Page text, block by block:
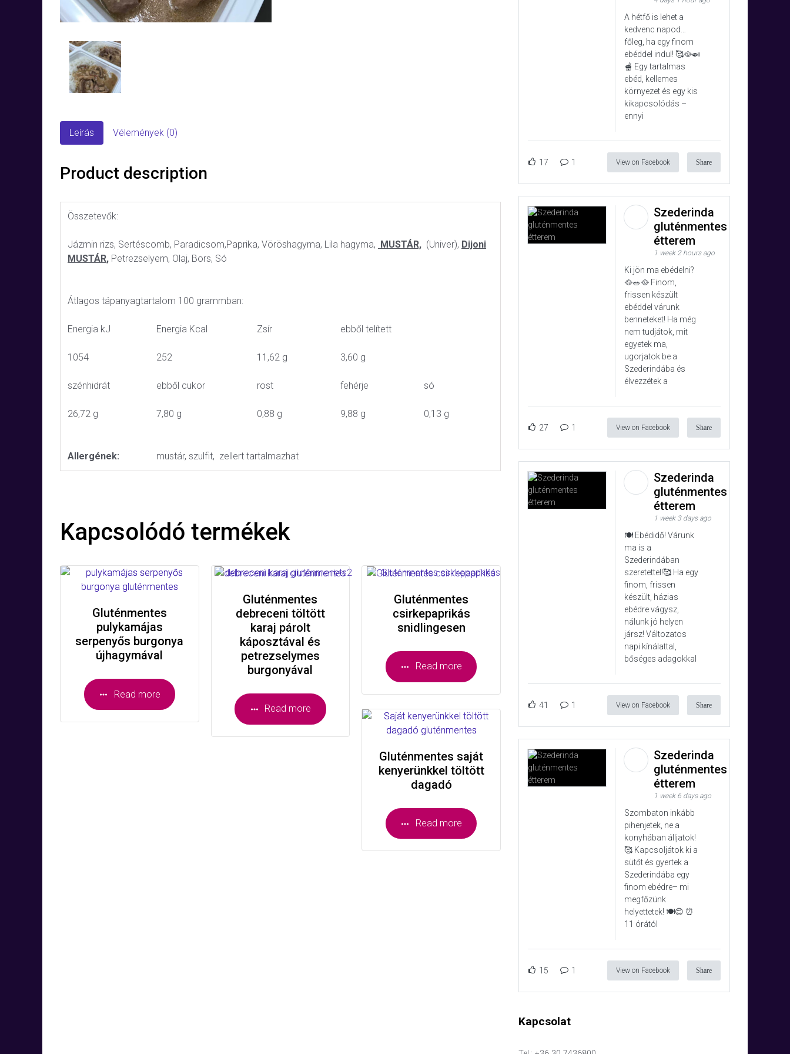
Leírás Vélemények (0)
Product description
Összetevők:
Jázmin rizs, Sertéscomb, Paradicsom,Paprika, Vöröshagyma, Lila hagyma, MUSTÁR, (Univer), Dijoni
MUSTÁR, Petrezselyem, Olaj, Bors, Só
Átlagos tápanyagtartalom 100 grammban:
Energia kJ Energia Kcal Zsír ebből telített
1054 252 11,62 g 3,60 g
szénhidrát ebből cukor rost fehérje só
26,72 g 7,80 g 0,88 g 9,88 g 0,13 g
Allergének: mustár, szulfit, zellert tartalmazhat
Kapcsolódó termékek
Gluténmentes
pulykamájas
serpenyős burgonya
újhagymával
Read more
Gluténmentes
debreceni töltött
karaj párolt
káposztával és
petrezselymes
burgonyával
Read more
Gluténmentes
csirkepaprikás
snidlingesen
Read more
Gluténmentes saját
kenyerünkkel töltött
dagadó
Read more
A hétfő is lehet a
kedvenc napod…
főleg, ha egy finom
ebéddel indul! 🥰🥘🍛
🫕 Egy tartalmas
ebéd, kellemes
környezet és egy kis
kikapcsolódás –
ennyi
17 1 View on Facebook Share
Szederinda
gluténmentes
étterem
1 week 2 hours ago
Ki jön ma ebédelni?
🥘🥗🥘 Finom,
frissen készült
ebéddel várunk
benneteket! Ha még
nem tudjátok, mit
egyetek ma,
ugorjatok be a
Szederindába és
élvezzétek a
27 1 View on Facebook Share
Szederinda
gluténmentes
étterem
1 week 3 days ago
🍽️ Ebédidő! Várunk
ma is a
Szederindában
szeretettel!🥰 Ha egy
finom, frissen
készült, házias
ebédre vágysz,
nálunk jó helyen
jársz! Változatos
napi kínálattal,
bőséges adagokkal
41 1 View on Facebook Share
Szederinda
gluténmentes
étterem
1 week 6 days ago
Szombaton inkább
pihenjetek, ne a
konyhában álljatok!
🥰 Kapcsoljátok ki a
sütőt és gyertek a
Szederindába egy
finom ebédre– mi
megfőzünk
helyettetek! 🍽️😊 ⏰
11 órától
15 1 View on Facebook Share
Kapcsolat